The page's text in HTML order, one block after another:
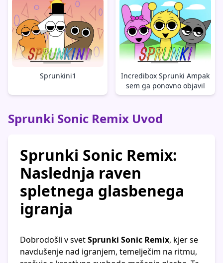
Sprunkini1
Incredibox Sprunki Ampak
sem ga ponovno objavil
Sprunki Sonic Remix Uvod
Sprunki Sonic Remix:
Naslednja raven
spletnega glasbenega
igranja
Dobrodošli v svetSprunki Sonic Remix, kjer se
navdušenje nad igranjem, temelječim na ritmu,